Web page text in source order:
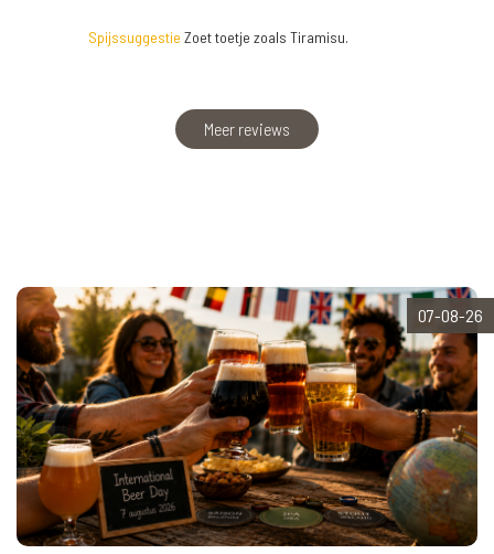
Spijssuggestie Zoet toetje zoals Tiramisu.
Meer reviews
07-08-26